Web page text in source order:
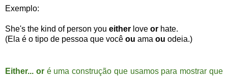
Exemplo:
She's the kind of person you either love or hate.
(Ela é o tipo de pessoa que você ou ama ou odeia.)
Either... or é uma construção que usamos para mostrar que